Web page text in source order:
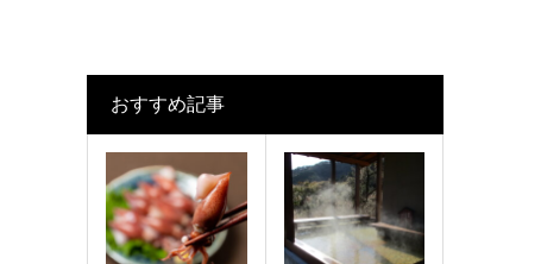
おすすめ記事